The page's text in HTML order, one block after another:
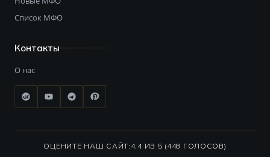
Список МФО
Контакты
О нас
ОЦЕНИТЕ НАШ САЙТ: 4.4 ИЗ 5 (448 ГОЛОСОВ)